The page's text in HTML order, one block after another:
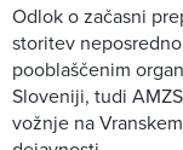
Odlok o začasni
storitev
pooblaščenim
Sloveniji, tudi
vožnje na